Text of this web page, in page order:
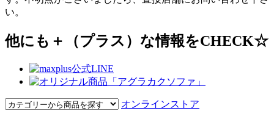
い。
他にも＋（プラス）な情報をCHECK☆
オンラインストア